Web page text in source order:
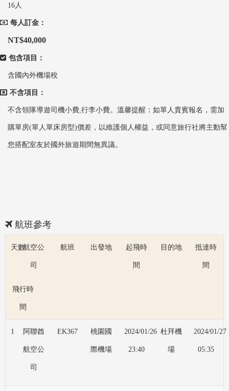
16人
每人訂金：
NT$40,000
包含項目：
含國內外機場稅
不含項目：
不含領隊導遊司機小費,行李小費。溫馨提醒：如單人貴賓報名，需加
購單房(單人單床房型)價差，以維護個人權益，或同意旅行社將主動幫
您搭配室友於國外旅遊期間無異議。
航班參考
天數航空公
司
航班 出發地 起飛時
間
目的地 抵達時
間
飛行時
間
1 阿聯酋
航空公
司
EK367 桃園國
際機場
2024/01/26
23:40
杜拜機
場
2024/01/27
05:35